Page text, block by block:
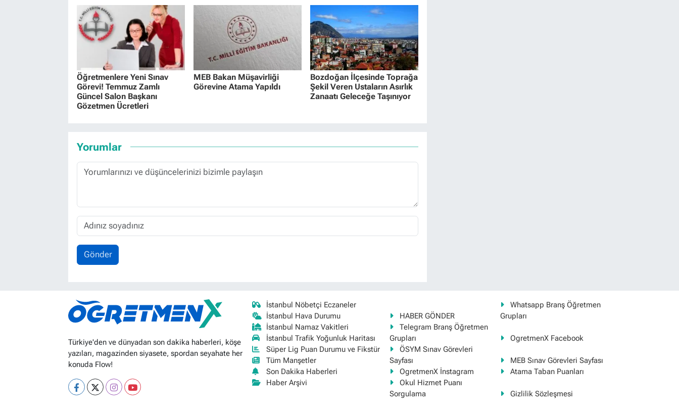
Öğretmenlere Yeni Sınav
Görevi! Temmuz Zamlı
Güncel Salon Başkanı
Gözetmen Ücretleri
MEB Bakan Müşavirliği
Görevine Atama Yapıldı
Bozdoğan İlçesinde Toprağa
Şekil Veren Ustaların Asırlık
Zanaatı Geleceğe Taşınıyor
Yorumlar
Gönder
Türkiye'den ve dünyadan son dakika haberleri, köşe
yazıları, magazinden siyasete, spordan seyahate her
konuda Flow!
İstanbul Nöbetçi Eczaneler
İstanbul Hava Durumu
İstanbul Namaz Vakitleri
İstanbul Trafik Yoğunluk Haritası
Süper Lig Puan Durumu ve Fikstür
Tüm Manşetler
Son Dakika Haberleri
Haber Arşivi
HABER GÖNDER
Whatsapp Branş Öğretmen
Grupları
Telegram Branş Öğretmen
Grupları
OgretmenX Facebook
ÖSYM Sınav Görevleri
Sayfası
MEB Sınav Görevleri Sayfası
OgretmenX İnstagram
Atama Taban Puanları
Okul Hizmet Puanı
Sorgulama
Gizlilik Sözleşmesi